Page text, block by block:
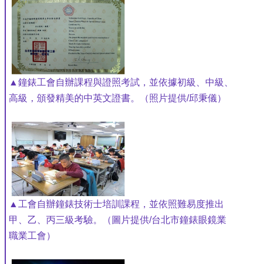
▲鐘錶工會自辦課程與證照考試，並依據初級、中級、
高級，頒發精美的中英文證書。（照片提供/邱秉儀）
▲工會自辦鐘錶技術士培訓課程，並依照難易度推出
甲、乙、丙三級考驗。（圖片提供/台北市鐘錶眼鏡業
職業工會）